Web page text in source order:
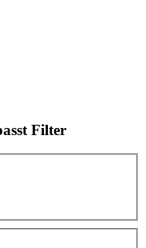
Filter